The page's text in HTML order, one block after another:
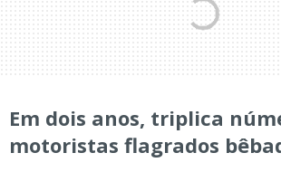
Em dois anos, triplica
motoristas flagrados